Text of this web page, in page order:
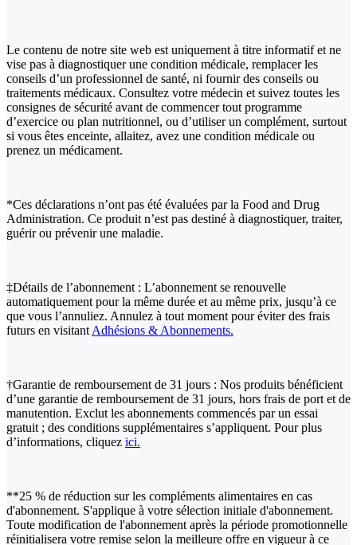
Le contenu de notre site web est uniquement à titre informatif et ne
vise pas à diagnostiquer une condition médicale, remplacer les
conseils d’un professionnel de santé, ni fournir des conseils ou
traitements médicaux. Consultez votre médecin et suivez toutes les
consignes de sécurité avant de commencer tout programme
d’exercice ou plan nutritionnel, ou d’utiliser un complément, surtout
si vous êtes enceinte, allaitez, avez une condition médicale ou
prenez un médicament.
*Ces déclarations n’ont pas été évaluées par la Food and Drug
Administration. Ce produit n’est pas destiné à diagnostiquer, traiter,
guérir ou prévenir une maladie.
‡Détails de l’abonnement : L’abonnement se renouvelle
automatiquement pour la même durée et au même prix, jusqu’à ce
que vous l’annuliez. Annulez à tout moment pour éviter des frais
futurs en visitant Adhésions & Abonnements.
†Garantie de remboursement de 31 jours : Nos produits bénéficient
d’une garantie de remboursement de 31 jours, hors frais de port et de
manutention. Exclut les abonnements commencés par un essai
gratuit ; des conditions supplémentaires s’appliquent. Pour plus
d’informations, cliquez ici.
**25 % de réduction sur les compléments alimentaires en cas
d'abonnement. S'applique à votre sélection initiale d'abonnement.
Toute modification de l'abonnement après la période promotionnelle
réinitialisera votre remise selon la meilleure offre en vigueur à ce